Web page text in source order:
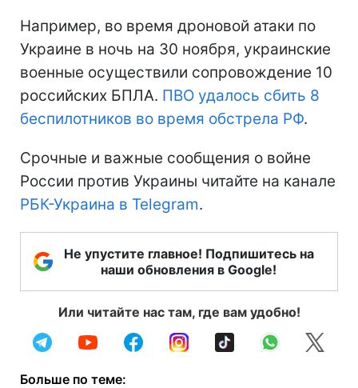
Например, во время дроновой атаки по
Украине в ночь на 30 ноября, украинские
военные осуществили сопровождение 10
российских БПЛА. ПВО удалось сбить 8
беспилотников во время обстрела РФ.
Срочные и важные сообщения о войне
России против Украины читайте на канале
РБК-Украина в Telegram.
Не упустите главное! Подпишитесь на
наши обновления в Google!
Или читайте нас там, где вам удобно!
Больше по теме: